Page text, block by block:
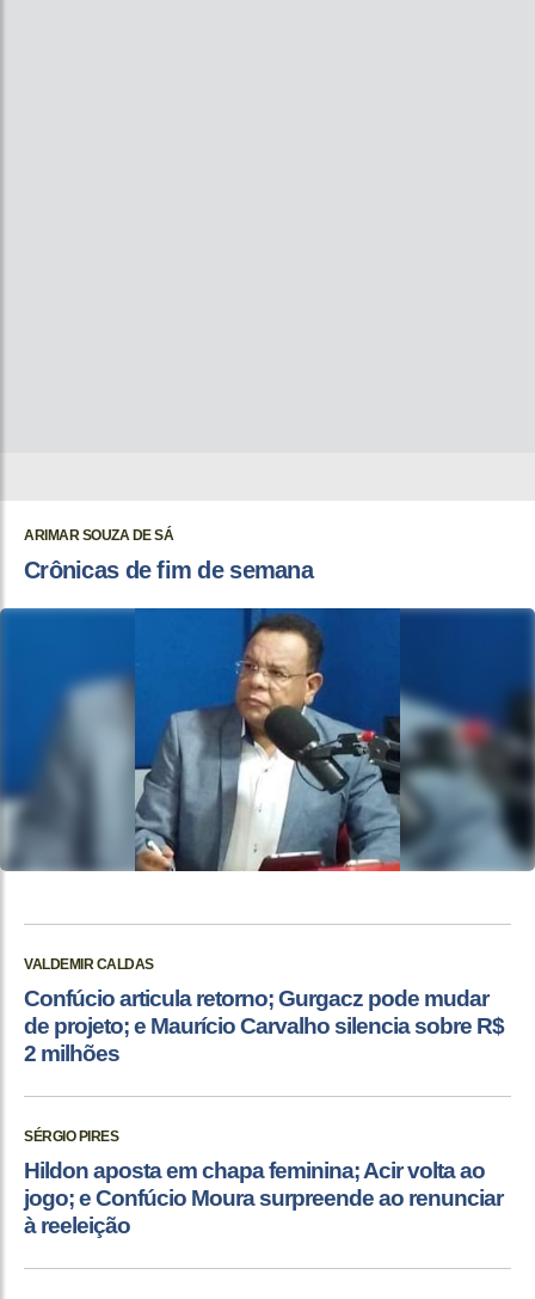
ARIMAR SOUZA DE SÁ
Crônicas de fim de semana
VALDEMIR CALDAS
Confúcio articula retorno; Gurgacz pode mudar
de projeto; e Maurício Carvalho silencia sobre R$
2 milhões
SÉRGIO PIRES
Hildon aposta em chapa feminina; Acir volta ao
jogo; e Confúcio Moura surpreende ao renunciar
à reeleição